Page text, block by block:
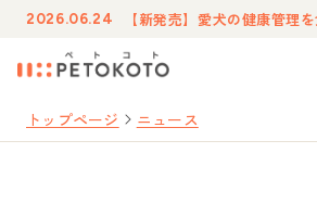
2026.06.24
トップページ ニュース